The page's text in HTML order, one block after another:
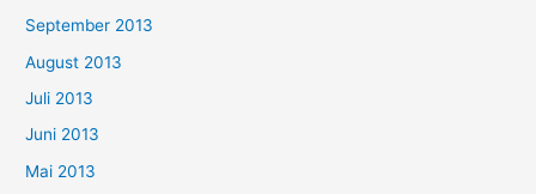
September 2013
August 2013
Juli 2013
Juni 2013
Mai 2013